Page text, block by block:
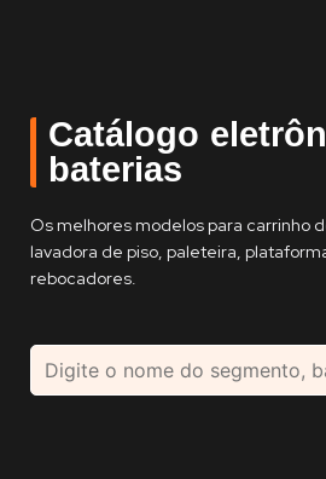
Catálogo
baterias
Os melhores modelos para carrinho
lavadora de piso, paleteira,
rebocadores.